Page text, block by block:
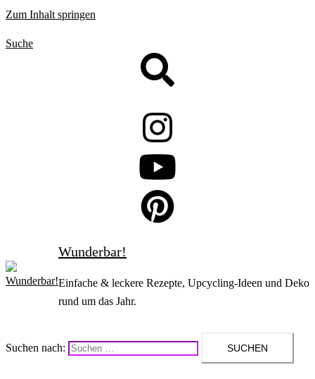
Zum Inhalt springen
Suche
Wunderbar!
Einfache & leckere Rezepte, Upcycling-Ideen und Deko
rund um das Jahr.
Suchen nach: